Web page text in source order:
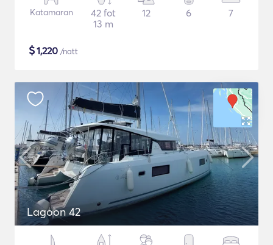
Katamaran
42 fot
13 m
12 6 7
$1,220 /natt
Lagoon 42